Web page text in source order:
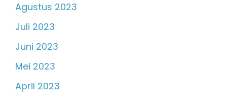
Agustus 2023
Juli 2023
Juni 2023
Mei 2023
April 2023